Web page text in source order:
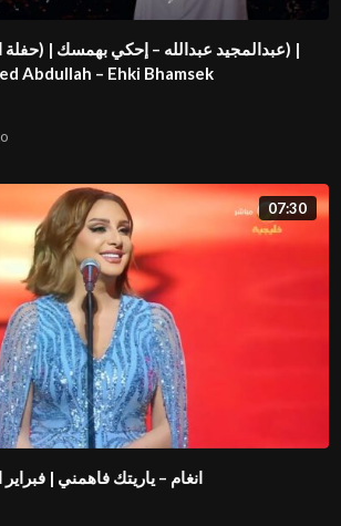
Abdullah – Ehki Bhamsek
07:30
انغام – ياريتك فاهمني | فبراير